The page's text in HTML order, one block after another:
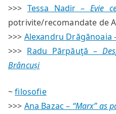
>>> Tessa Nadir – Evie
potrivite/recomandate de
>>> Alexandru Drăgănoaia
>>> Radu Părpăuţă –
Brâncuși
~filosofie
>>> Ana Bazac – “Marx” as